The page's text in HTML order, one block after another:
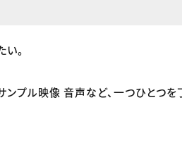
。
ンプル映像 音声など、一つひとつ